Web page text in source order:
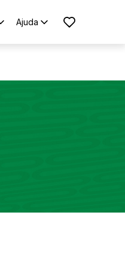
Ajuda